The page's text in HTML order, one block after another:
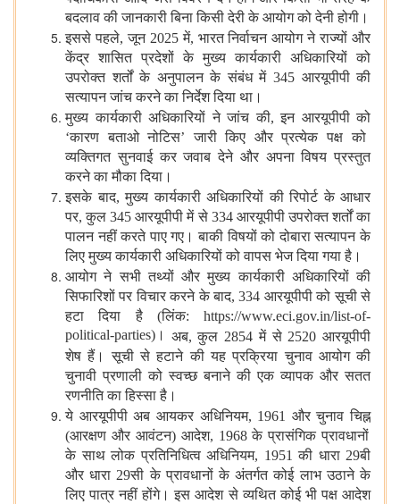
बदलाव की जानकारी बिना किसी देरी के आयोग को देनी होगी।
इससे पहले,जून2025में, भारत निर्वाचन आयोग ने राज्यों और
केंद्र शासित प्रदेशों के मुख्य कार्यकारी अधिकारियों को
उपरोक्त शर्तों के अनुपालन के संबंध में345 आरयूपीपी की
सत्यापन जांच करने का निर्देश दिया था।
मुख्य कार्यकारी अधिकारियों ने जांच की,इन आरयूपीपी को
‘कारण बताओ नोटिस’जारी किए और प्रत्येक पक्ष को
व्यक्तिगत सुनवाई कर जवाब देने और अपना विषय प्रस्तुत
करने का मौका दिया।
इसके बाद,मुख्य कार्यकारी अधिकारियों की रिपोर्ट के आधार
पर,कुल 345आरयूपीपी में से334 आरयूपीपी उपरोक्त शर्तों का
पालन नहीं करते पाए गए। बाकी विषयों को दोबारा सत्यापन के
लिए मुख्य कार्यकारी अधिकारियों को वापस भेज दिया गया है।
आयोग ने सभी तथ्यों और मुख्य कार्यकारी अधिकारियों की
सिफारिशों पर विचार करने के बाद, 334 आरयूपीपी को सूची से
हटा
दिया है(लिंक: https://www.eci.gov.in/list-of-
political-parties)। अब,कुल 2854में से2520आरयूपीपी
शेष हैं। सूची से हटाने की यह प्रक्रिया चुनाव आयोग की
चुनावी प्रणाली को स्वच्छ बनाने की एक व्यापक और सतत
रणनीति का हिस्सा है।
ये आरयूपीपी अब आयकर अधिनियम, 1961 और चुनाव चिह्न
(आरक्षण और आवंटन) आदेश, 1968के प्रासंगिक प्रावधानों
के साथ लोक प्रतिनिधित्व अधिनियम, 1951की धारा29बी
और धारा 29सी के प्रावधानों के अंतर्गत कोई लाभ उठाने के
लिए पात्र नहीं होंगे। इस आदेश से व्यथित कोई भी पक्ष आदेश